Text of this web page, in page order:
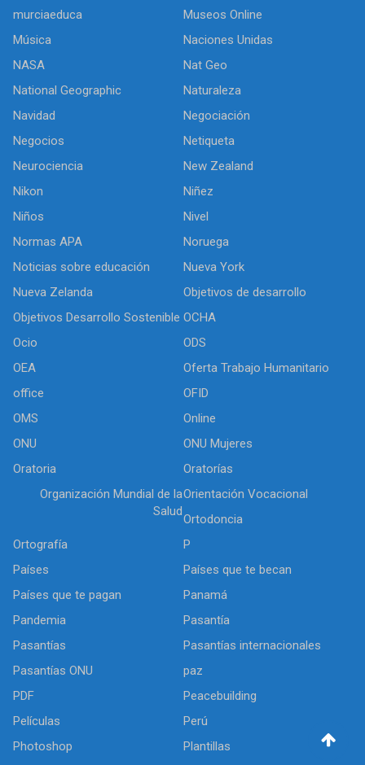
murciaeduca
Museos Online
Música
Naciones Unidas
NASA
Nat Geo
National Geographic
Naturaleza
Navidad
Negociación
Negocios
Netiqueta
Neurociencia
New Zealand
Nikon
Niñez
Niños
Nivel
Normas APA
Noruega
Noticias sobre educación
Nueva York
Nueva Zelanda
Objetivos de desarrollo
Objetivos Desarrollo Sostenible OCHA
Ocio
ODS
OEA
Oferta Trabajo Humanitario
office
OFID
OMS
Online
ONU
ONU Mujeres
Oratoria
Oratorías
Organización Mundial de la
Salud
Orientación Vocacional
Ortodoncia
Ortografía
P
Países
Países que te becan
Países que te pagan
Panamá
Pandemia
Pasantía
Pasantías
Pasantías internacionales
Pasantías ONU
paz
PDF
Peacebuilding
Películas
Perú
Photoshop
Plantillas